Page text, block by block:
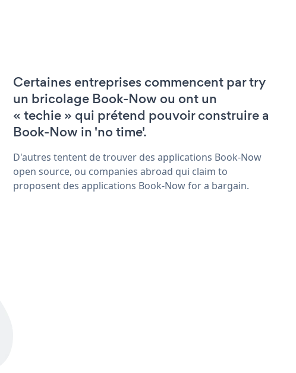
Certaines entreprises commencent par try
un bricolage Book-Now ou ont un
« techie » qui prétend pouvoir construire a
Book-Now in 'no time'.
D'autres tentent de trouver des applications Book-Now
open source, ou companies abroad qui claim to
proposent des applications Book-Now for a bargain.